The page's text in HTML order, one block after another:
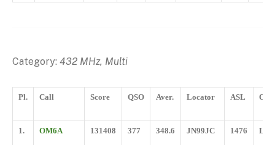
Category: 432 MHz, Multi
Pl. Call Score QSO Aver. Locator ASL
1. OM6A 131408 377 348.6 JN99JC 1476